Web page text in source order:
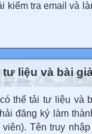
kiểm tra email và
tư liệu và bài
thể tải tư liệu và
đăng ký làm
viên). Tên truy